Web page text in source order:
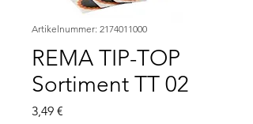
Artikelnummer: 2174011000
REMA TIP-TOP
Sortiment TT 02
3,49 €